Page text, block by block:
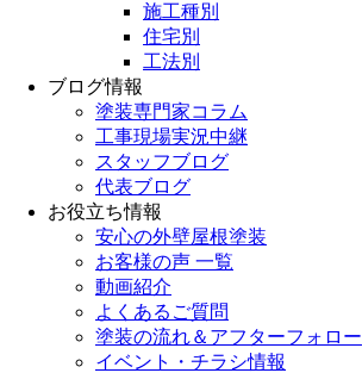
施工種別
住宅別
工法別
ブログ情報
塗装専門家コラム
工事現場実況中継
スタッフブログ
代表ブログ
お役立ち情報
安心の外壁屋根塗装
お客様の声 一覧
動画紹介
よくあるご質問
塗装の流れ＆アフターフォロー
イベント・チラシ情報